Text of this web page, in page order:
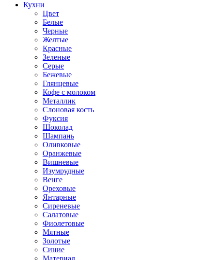
Кухни
Цвет
Белые
Черные
Желтые
Красные
Зеленые
Серые
Бежевые
Глянцевые
Кофе с молоком
Металлик
Слоновая кость
Фуксия
Шоколад
Шампань
Оливковые
Оранжевые
Вишневые
Изумрудные
Венге
Ореховые
Янтарные
Сиреневые
Салатовые
Фиолетовые
Мятные
Золотые
Синие
Материал